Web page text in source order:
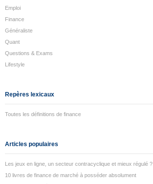
Emploi
Finance
Généraliste
Quant
Questions & Exams
Lifestyle
Repères lexicaux
Toutes les définitions de finance
Articles populaires
Les jeux en ligne, un secteur contracyclique et mieux régulé ?
10 livres de finance de marché à posséder absolument